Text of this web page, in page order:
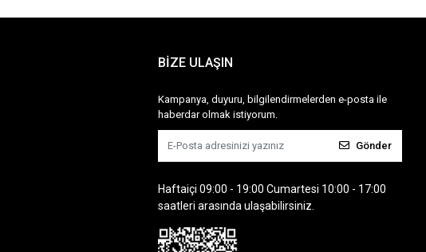
BİZE ULAŞIN
Kampanya, duyuru, bilgilendirmelerden e-posta ile
haberdar olmak istiyorum.
Gönder
Haftaiçi 09:00 - 19:00 Cumartesi 10:00 - 17:00
saatleri arasında ulaşabilirsiniz.